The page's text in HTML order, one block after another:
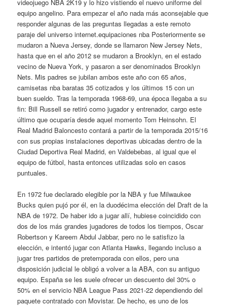
videojuego NBA 2K19 y lo hizo vistiendo el nuevo uniforme del
equipo angelino. Para empezar el año nada más aconsejable que
responder algunas de las preguntas llegadas a este remoto
paraje del universo internet.equipaciones nba Posteriormente se
mudaron a Nueva Jersey, donde se llamaron New Jersey Nets,
hasta que en el año 2012 se mudaron a Brooklyn, en el estado
vecino de Nueva York, y pasaron a ser denominados Brooklyn
Nets. Mis padres se jubilan ambos este año con 65 años,
camisetas nba baratas 35 cotizados y los últimos 15 con un
buen sueldo. Tras la temporada 1968-69, una época llegaba a su
fin: Bill Russell se retiró como jugador y entrenador, cargo este
último que ocuparía desde aquel momento Tom Heinsohn. El
Real Madrid Baloncesto contará a partir de la temporada 2015/16
con sus propias instalaciones deportivas ubicadas dentro de la
Ciudad Deportiva Real Madrid, en Valdebebas, al igual que el
equipo de fútbol, hasta entonces utilizadas solo en casos
puntuales.
En 1972 fue declarado elegible por la NBA y fue Milwaukee
Bucks quien pujó por él, en la duodécima elección del Draft de la
NBA de 1972. De haber ido a jugar allí, hubiese coincidido con
dos de los más grandes jugadores de todos los tiempos, Oscar
Robertson y Kareem Abdul Jabbar, pero no le satisfizo la
elección, e intentó jugar con Atlanta Hawks, llegando incluso a
jugar tres partidos de pretemporada con ellos, pero una
disposición judicial le obligó a volver a la ABA, con su antiguo
equipo. España se les suele ofrecer un descuento del 30% o
50% en el servicio NBA League Pass 2021-22 dependiendo del
paquete contratado con Movistar. De hecho, es uno de los